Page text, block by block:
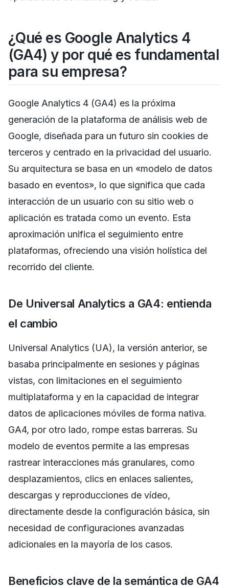
¿Qué es Google Analytics 4
(GA4) y por qué es fundamental
para su empresa?
Google Analytics 4 (GA4) es la próxima
generación de la plataforma de análisis web de
Google, diseñada para un futuro sin cookies de
terceros y centrado en la privacidad del usuario.
Su arquitectura se basa en un «modelo de datos
basado en eventos», lo que significa que cada
interacción de un usuario con su sitio web o
aplicación es tratada como un evento. Esta
aproximación unifica el seguimiento entre
plataformas, ofreciendo una visión holística del
recorrido del cliente.
De Universal Analytics a GA4: entienda
el cambio
Universal Analytics (UA), la versión anterior, se
basaba principalmente en sesiones y páginas
vistas, con limitaciones en el seguimiento
multiplataforma y en la capacidad de integrar
datos de aplicaciones móviles de forma nativa.
GA4, por otro lado, rompe estas barreras. Su
modelo de eventos permite a las empresas
rastrear interacciones más granulares, como
desplazamientos, clics en enlaces salientes,
descargas y reproducciones de vídeo,
directamente desde la configuración básica, sin
necesidad de configuraciones avanzadas
adicionales en la mayoría de los casos.
Beneficios clave de la semántica de GA4